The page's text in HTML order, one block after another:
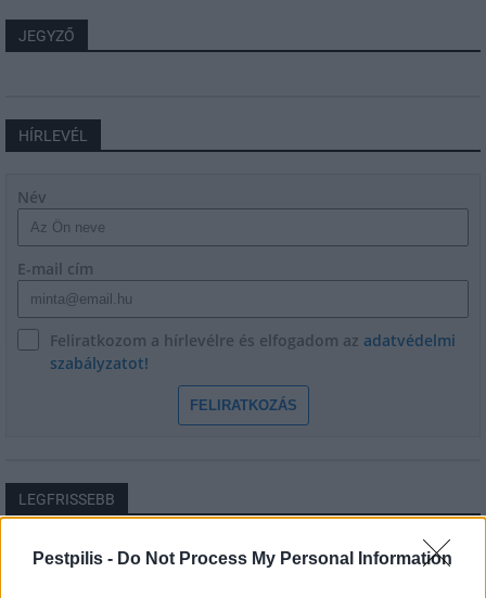
Pestpilis - Do Not Process My Personal Information
JEGYZŐ
HÍRLEVÉL
Név
E-mail cím
Feliratkozom a hírlevélre és elfogadom az adatvédelmi
szabályzatot!
FELIRATKOZÁS
LEGFRISSEBB
Országos
Megérkezett az eső a Duna vízgyűjtőjére